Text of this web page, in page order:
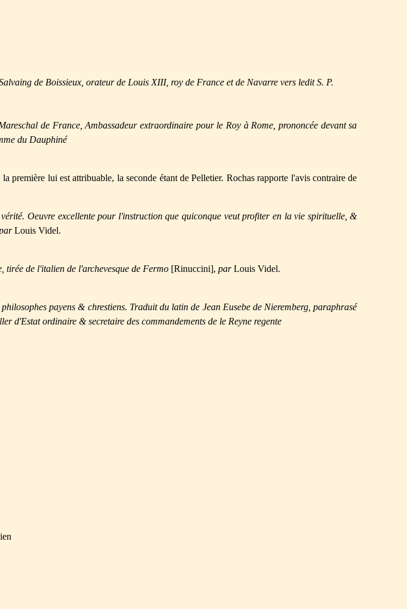
de Boissieux, orateur de Louis XIII, roy de France et de Navarre vers ledit S. P.
de France, Ambassadeur extraordinaire pour le Roy à Rome, prononcée devant sa
du Dauphiné
lui est attribuable, la seconde étant de Pelletier. Rochas rapporte l'avis contraire de
Oeuvre excellente pour l'instruction que quiconque veut profiter en la vie spirituelle, &
Louis Videl.
tirée de l'italien de l'archevesque de Fermo[Rinuccini], parLouis Videl.
payens & chrestiens. Traduit du latin de Jean Eusebe de Nieremberg, paraphrasé
d'Estat ordinaire & secretaire des commandements de le Reyne regente